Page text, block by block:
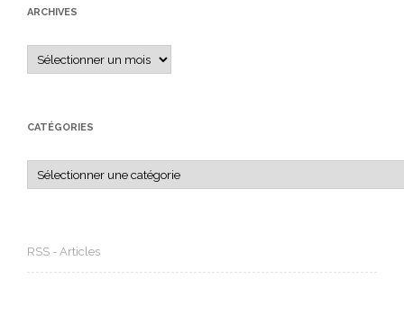
ARCHIVES
Archives
CATÉGORIES
Catégories
RSS - Articles